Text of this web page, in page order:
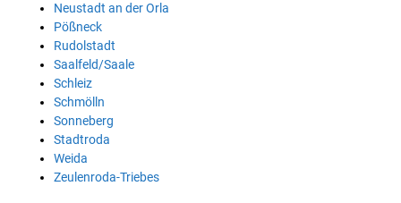
Neustadt an der Orla
Pößneck
Rudolstadt
Saalfeld/Saale
Schleiz
Schmölln
Sonneberg
Stadtroda
Weida
Zeulenroda-Triebes